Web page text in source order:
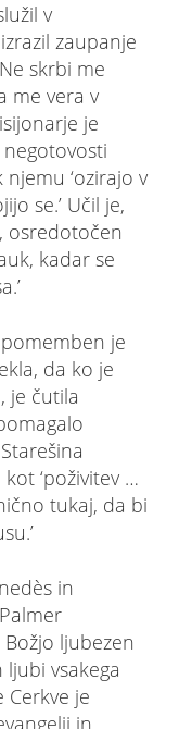
v
zaupanje
skrbi me
me vera v
je
‘ozirajo v
se.’ Učil je,
osredotočen
kadar se
je
da ko je
je čutila
‘poživitev …
tukaj, da bi
in
ljubezen
ljubi vsakega
Cerkve je
in